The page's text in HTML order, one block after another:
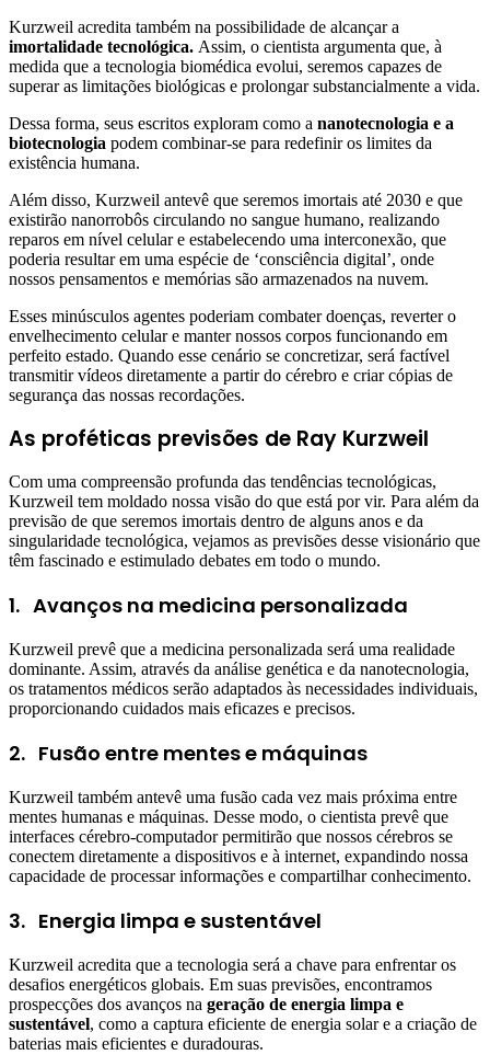
Kurzweil acredita também na possibilidade de alcançar a
imortalidade tecnológica. Assim, o cientista argumenta que, à
medida que a tecnologia biomédica evolui, seremos capazes de
superar as limitações biológicas e prolongar substancialmente a vida.
Dessa forma, seus escritos exploram como a nanotecnologia e a
biotecnologia podem combinar-se para redefinir os limites da
existência humana.
Além disso, Kurzweil antevê que seremos imortais até 2030 e que
existirão nanorrobôs circulando no sangue humano, realizando
reparos em nível celular e estabelecendo uma interconexão, que
poderia resultar em uma espécie de ‘consciência digital’, onde
nossos pensamentos e memórias são armazenados na nuvem.
Esses minúsculos agentes poderiam combater doenças, reverter o
envelhecimento celular e manter nossos corpos funcionando em
perfeito estado. Quando esse cenário se concretizar, será factível
transmitir vídeos diretamente a partir do cérebro e criar cópias de
segurança das nossas recordações.
As proféticas previsões de Ray Kurzweil
Com uma compreensão profunda das tendências tecnológicas,
Kurzweil tem moldado nossa visão do que está por vir. Para além da
previsão de que seremos imortais dentro de alguns anos e da
singularidade tecnológica, vejamos as previsões desse visionário que
têm fascinado e estimulado debates em todo o mundo.
1. Avanços na medicina personalizada
Kurzweil prevê que a medicina personalizada será uma realidade
dominante. Assim, através da análise genética e da nanotecnologia,
os tratamentos médicos serão adaptados às necessidades individuais,
proporcionando cuidados mais eficazes e precisos.
2. Fusão entre mentes e máquinas
Kurzweil também antevê uma fusão cada vez mais próxima entre
mentes humanas e máquinas. Desse modo, o cientista prevê que
interfaces cérebro-computador permitirão que nossos cérebros se
conectem diretamente a dispositivos e à internet, expandindo nossa
capacidade de processar informações e compartilhar conhecimento.
3. Energia limpa e sustentável
Kurzweil acredita que a tecnologia será a chave para enfrentar os
desafios energéticos globais. Em suas previsões, encontramos
prospecções dos avanços na geração de energia limpa e
sustentável, como a captura eficiente de energia solar e a criação de
baterias mais eficientes e duradouras.